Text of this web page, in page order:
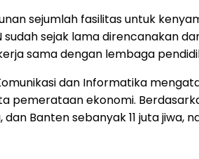
sejumlah fasilitas untuk
sejak lama direncanakan
sama dengan lembaga
dan Informatika
ekonomi.
Banten sebanyak 11 juta